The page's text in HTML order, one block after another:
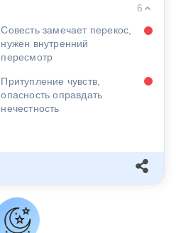
6
Совесть замечает перекос,
нужен внутренний
пересмотр
Притупление чувств,
опасность оправдать
нечестность